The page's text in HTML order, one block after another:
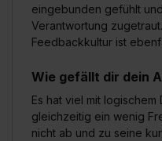
eingebunden gefühlt
Verantwortung
Feedbackkultur ist
Wie gefällt dir dein
Es hat viel mit
gleichzeitig ein wenig
nicht ab und zu seine